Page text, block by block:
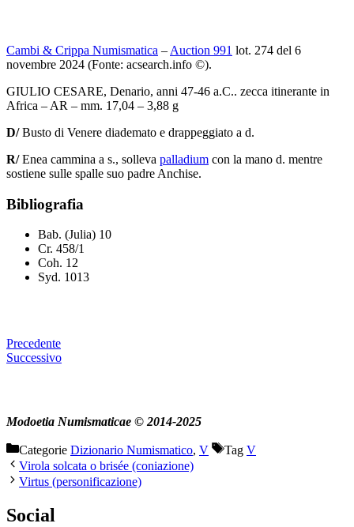
Cambi & Crippa Numismatica – Auction 991 lot. 274 del 6
novembre 2024 (Fonte: acsearch.info ©).
GIULIO CESARE, Denario, anni 47-46 a.C.. zecca itinerante in
Africa – AR – mm. 17,04 – 3,88 g
D/Busto di Venere diademato e drappeggiato a d.
R/Enea cammina a s., solleva palladium con la mano d. mentre
sostiene sulle spalle suo padre Anchise.
Bibliografia
Bab. (Julia) 10
Cr. 458/1
Coh. 12
Syd. 1013
Precedente
Successivo
Modoetia Numismaticae © 2014-2025
Categorie Dizionario Numismatico, V Tag V
Virola solcata o brisée (coniazione)
Virtus (personificazione)
Social